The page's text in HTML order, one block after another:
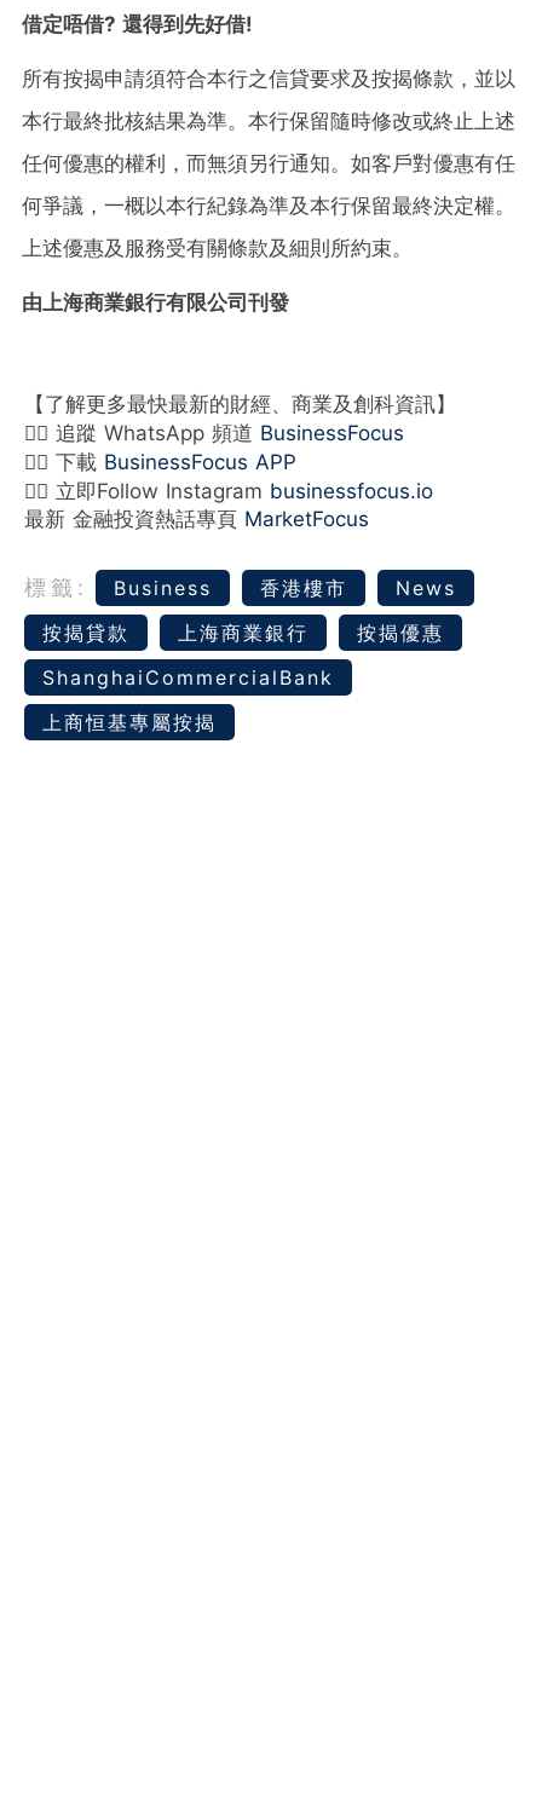
借定唔借? 還得到先好借!
所有按揭申請須符合本行之信貸要求及按揭條款，並以
本行最終批核結果為準。本行保留隨時修改或終止上述
任何優惠的權利，而無須另行通知。如客戶對優惠有任
何爭議，一概以本行紀錄為準及本行保留最終決定權。
上述優惠及服務受有關條款及細則所約束。
由上海商業銀行有限公司刊發
【了解更多最快最新的財經、商業及創科資訊】
👉🏻 追蹤 WhatsApp 頻道 BusinessFocus
👉🏻 下載 BusinessFocus APP
👉🏻 立即Follow Instagram businessfocus.io
最新 金融投資熱話專頁 MarketFocus
標籤: Business 香港樓市
News
按揭貸款
上海商業銀行
按揭優惠
ShanghaiCommercialBank
上商恒基專屬按揭